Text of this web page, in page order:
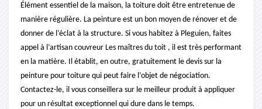
Élément essentiel de la maison, la toiture doit être entretenue de
manière régulière. La peinture est un bon moyen de rénover et de
donner de l’éclat à la structure. Si vous habitez à Pleguien, faites
appel à l’artisan couvreur Les maîtres du toit , il est très performant
en la matière. Il établit, en outre, gratuitement le devis sur la
peinture pour toiture qui peut faire l’objet de négociation.
Contactez-le, il vous conseillera sur le meilleur produit à appliquer
pour un résultat exceptionnel qui dure dans le temps.